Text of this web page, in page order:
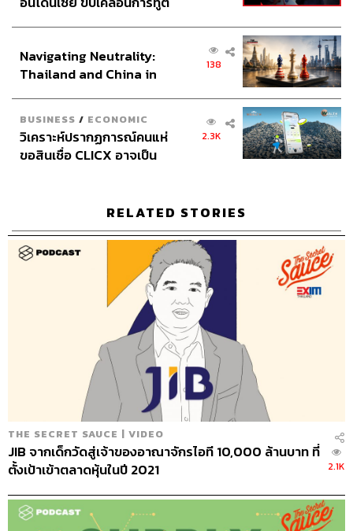
Social Media Adminsวนัชพร ดวงนิล, สุทธกิตติ์​ สุทธา
วรรณกุล, ธิติกร ลิ้มทองมณี, วิมลณัฐ พรศิริอนันต์
Archive Officerชริน จำปาวัน
KBank Private Banking
Podcast
The Standard Podcast
The Secret Sauce
ABOUT THE HOST
นครินทร์ วนกิจไพบูลย์
STANDARD วิทยากรด้านสื่อและการทำคอน
เทนต์ออนไลน์
อินโดนีเซีย
Navigating Neutrality:
Thailand and China in
138
BUSINESS / ECONOMIC
วิเคราะห์ปรากฏการณ์คนแห่
ขอสินเชื่อ CLICX อาจเป็น
2.3K
RELATED STORIES
THE SECRET SAUCE | VIDEO
JIB จากเด็กวัดสู่เจ้าของอาณาจักรไอที 10,000 ล้านบาท ที่
ตั้งเป้าเข้าตลาดหุ้นในปี 2021
2.1K